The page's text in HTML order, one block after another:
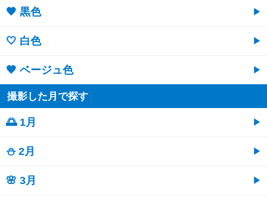
🖤 黒色
🤍 白色
🤎 ベージュ色
撮影した月で探す
🌅 1月
⛄ 2月
🌸 3月